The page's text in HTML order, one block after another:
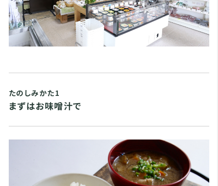
たのしみかた1
まずはお味噌汁で